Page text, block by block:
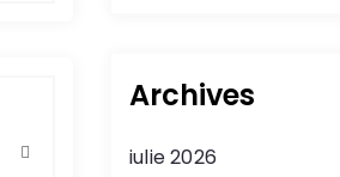
Archives
iulie 2026